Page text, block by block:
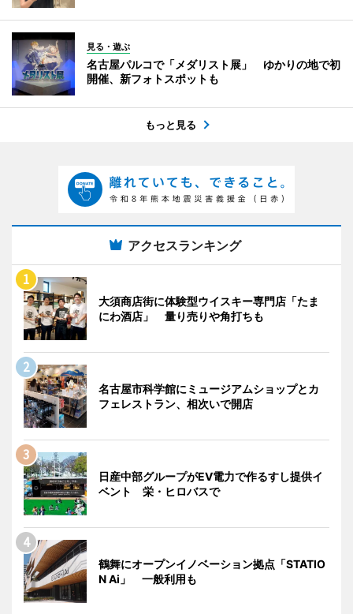
見る・遊ぶ
名古屋パルコで「メダリスト展」 ゆかりの地で初
開催、新フォトスポットも
もっと見る
アクセスランキング
大須商店街に体験型ウイスキー専門店「たま
にわ酒店」 量り売りや角打ちも
名古屋市科学館にミュージアムショップとカ
フェレストラン、相次いで開店
日産中部グループがEV電力で作るすし提供イ
ベント 栄・ヒロバスで
鶴舞にオープンイノベーション拠点「STATIO
N Ai」 一般利用も